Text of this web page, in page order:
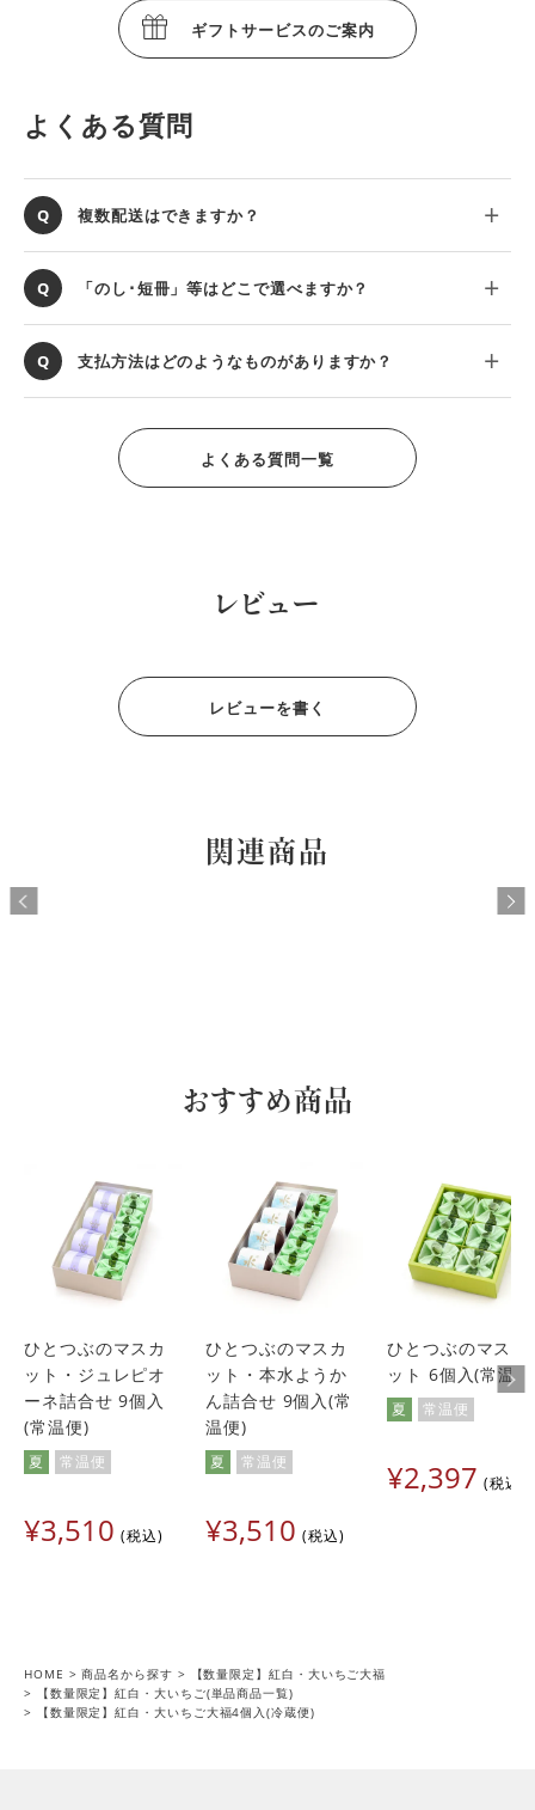
ギフトサービスのご案内
よくある質問
複数配送はできますか？
「のし･短冊」等はどこで選べますか？
支払方法はどのようなものがありますか？
よくある質問一覧
レビュー
レビューを書く
関連商品
おすすめ商品
ひとつぶのマスカ
ット・ジュレピオ
ーネ詰合せ 9個入
(常温便)
夏 常温便
¥3,510 税込
ひとつぶのマスカ
ット・本水ようか
ん詰合せ 9個入(常
温便)
夏 常温便
¥3,510 税込
ひとつぶのマスカ
ット 6個入(常温
夏 常温便
¥2,397 税込
HOME 商品名から探す
【数量限定】紅白・大いちご大福
【数量限定】紅白・大いちご(単品商品一覧)
【数量限定】紅白・大いちご大福4個入(冷蔵便)